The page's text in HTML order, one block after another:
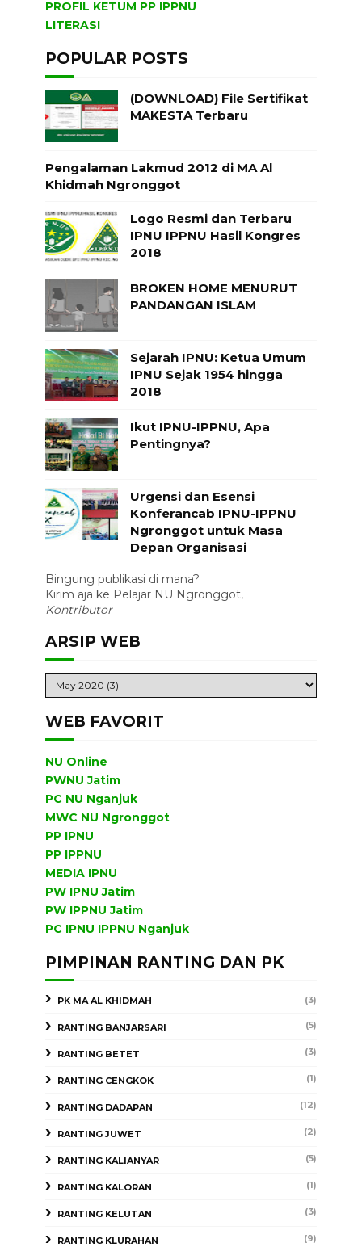
PROFIL KETUM PP IPPNU
LITERASI
POPULAR POSTS
(DOWNLOAD) File Sertifikat
MAKESTA Terbaru
Pengalaman Lakmud 2012 di MA Al
Khidmah Ngronggot
Logo Resmi dan Terbaru
IPNU IPPNU Hasil Kongres
2018
BROKEN HOME MENURUT
PANDANGAN ISLAM
Sejarah IPNU: Ketua Umum
IPNU Sejak 1954 hingga
2018
Ikut IPNU-IPPNU, Apa
Pentingnya?
Urgensi dan Esensi
Konferancab IPNU-IPPNU
Ngronggot untuk Masa
Depan Organisasi
Bingung publikasi di mana?
Kirim aja ke Pelajar NU Ngronggot,
Kontributor
ARSIP WEB
WEB FAVORIT
NU Online
PWNU Jatim
PC NU Nganjuk
MWC NU Ngronggot
PP IPNU
PP IPPNU
MEDIA IPNU
PW IPNU Jatim
PW IPPNU Jatim
PC IPNU IPPNU Nganjuk
PIMPINAN RANTING DAN PK
PK MA AL KHIDMAH (3)
RANTING BANJARSARI (5)
RANTING BETET (3)
RANTING CENGKOK (1)
RANTING DADAPAN (12)
RANTING JUWET (2)
RANTING KALIANYAR (5)
RANTING KALORAN (1)
RANTING KELUTAN (3)
RANTING KLURAHAN (9)